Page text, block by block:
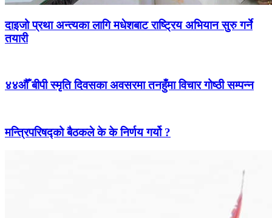
दाइजो प्रथा अन्त्यका लागि मधेशबाट राष्ट्रिय अभियान सुरु गर्ने
तयारी
४४औँ बीपी स्मृति दिवसका अवसरमा तनहुँमा विचार गोष्ठी सम्पन्न
मन्त्रिपरिषद्को बैठकले के के निर्णय गर्यो ?